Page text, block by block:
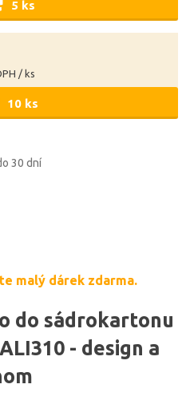
5 ks
/ ks
10 ks
30 dní
malý dárek zdarma.
do sádrokartonu
- design a